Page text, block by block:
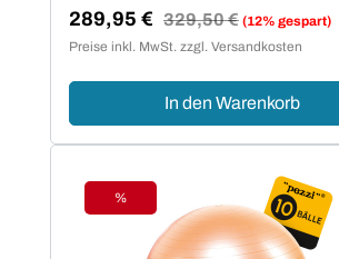
Verkaufspreis:
289,95 € Regulärer Preis:
329,50 € (12% gespart)
Preise inkl. MwSt. zzgl. Versandkosten
In den Warenkorb
Rabatt
%